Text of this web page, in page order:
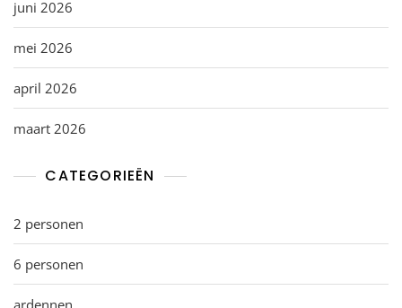
juni 2026
mei 2026
april 2026
maart 2026
CATEGORIEËN
2 personen
6 personen
ardennen